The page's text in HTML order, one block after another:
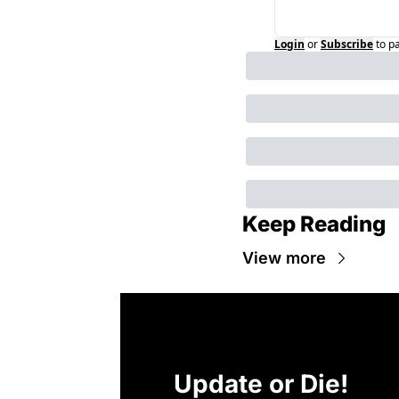
Login orSubscribeto
Keep Reading
View more
Update or Die!